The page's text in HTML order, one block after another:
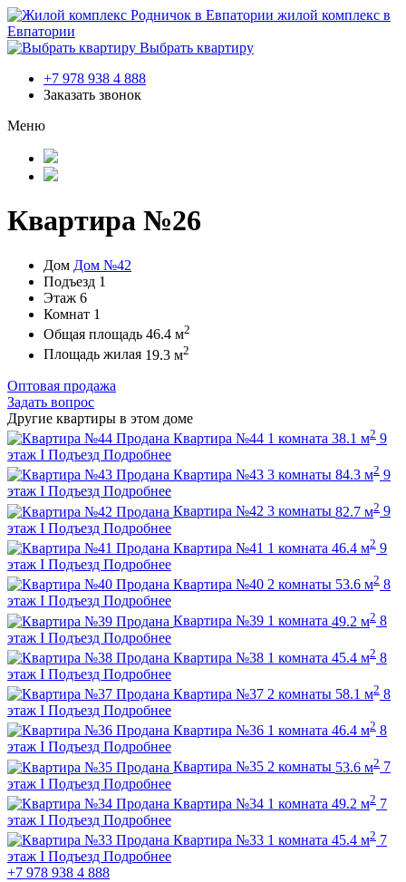
жилой комплекс в
Евпатории
Выбрать квартиру
+7 978 938 4 888
Заказать звонок
Меню
Квартира №26
Дом Дом №42
Подъезд 1
Этаж 6
Комнат 1
Общая площадь 46.4 м2
Площадь жилая 19.3 м2
Оптовая продажа
Задать вопрос
Другие квартиры в этом доме
Продана Квартира №44 1 комната 38.1 м2 9
этаж I Подъезд Подробнее
Продана Квартира №43 3 комнаты 84.3 м2 9
этаж I Подъезд Подробнее
Продана Квартира №42 3 комнаты 82.7 м2 9
этаж I Подъезд Подробнее
Продана Квартира №41 1 комната 46.4 м2 9
этаж I Подъезд Подробнее
Продана Квартира №40 2 комнаты 53.6 м2 8
этаж I Подъезд Подробнее
Продана Квартира №39 1 комната 49.2 м2 8
этаж I Подъезд Подробнее
Продана Квартира №38 1 комната 45.4 м2 8
этаж I Подъезд Подробнее
Продана Квартира №37 2 комнаты 58.1 м2 8
этаж I Подъезд Подробнее
Продана Квартира №36 1 комната 46.4 м2 8
этаж I Подъезд Подробнее
Продана Квартира №35 2 комнаты 53.6 м2 7
этаж I Подъезд Подробнее
Продана Квартира №34 1 комната 49.2 м2 7
этаж I Подъезд Подробнее
Продана Квартира №33 1 комната 45.4 м2 7
этаж I Подъезд Подробнее
+7 978 938 4 888